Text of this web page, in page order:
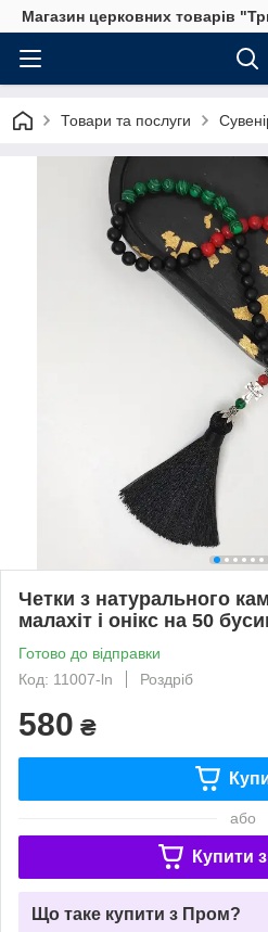
Магазин церковних товарів
Товари та послуги
Четки з натурального
малахіт і онікс на 50
Готово до відправки
Код: 11007-ln
Роздріб
580 ₴
або
Купити з
Що таке купити з Пром?